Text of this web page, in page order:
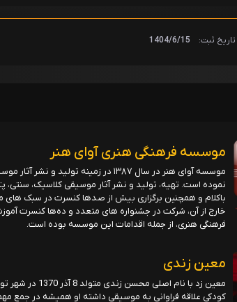
تاریخ ثبت: 1404/6/15
موسسه فرهنگی هنری آوای هنر
موسسه آوای هنر در سال ۱۳۸۷ در زمینه
نموده است. تهیه، تولید و نشر آثار موسیقی کلاسیک، سنتی،
باکلام و همچنین برگزاری بیش از صدها کنسرت در سبک
خارج از آن، شرکت در جشنواره های متعدد و ده‌ها کنسرت
فرهنگی هنری، از جمله اقدامات این موسسه بوده است.
معین زندی
معین زد با نام
کودکی علاقه فراوانی به موسیقی داشته او همیشه در جمع